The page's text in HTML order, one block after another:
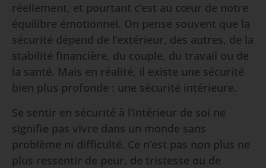
réellement, et pourtant c’est au cœur de notre
équilibre émotionnel. On pense souvent que la
sécurité dépend de l’extérieur, des autres, de la
stabilité financière, du couple, du travail ou de
la santé. Mais en réalité, il existe une sécurité
bien plus profonde : une sécurité intérieure.
Se sentir en sécurité à l’intérieur de soi ne
signifie pas vivre dans un monde sans
problème ni difficulté. Ce n’est pas non plus ne
plus ressentir de peur, de tristesse ou de